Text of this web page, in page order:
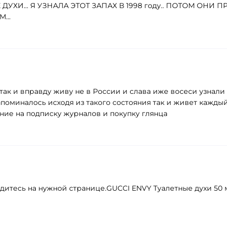
Я УЗНАЛА ЭТОТ ЗАПАХ В 1998 году.. ПОТОМ
и вправду живу не в России и слава иже восеси
исходя из такого состояния так и живет
на подписку журналов и покупку глянца
на нужной странице.GUCCI ENVY Туалетные духи